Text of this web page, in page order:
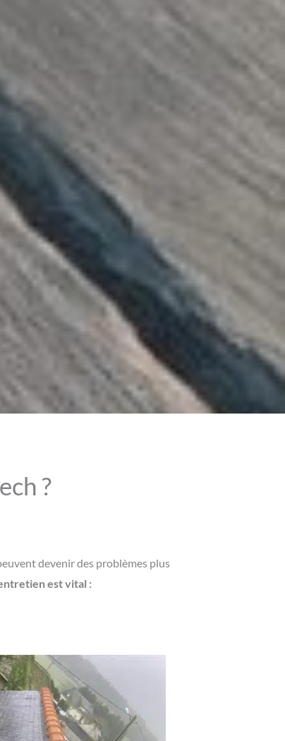
?
devenir des problèmes plus
est vital :